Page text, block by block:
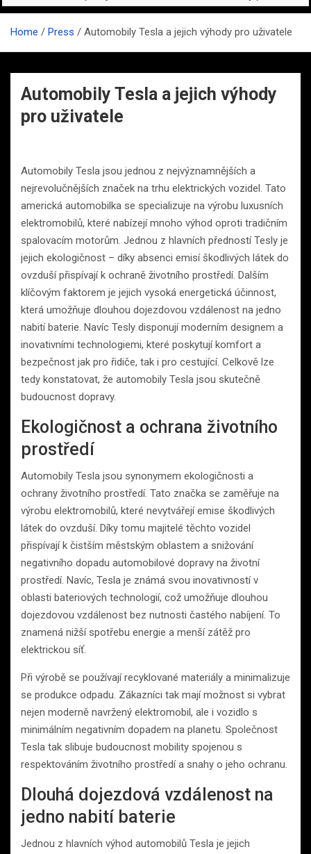
Home Press Automobily Tesla a jejich výhody pro uživatele
Automobily Tesla a jejich výhody
pro uživatele
Automobily Tesla jsou jednou z nejvýznamnějších a
nejrevolučnějších značek na trhu elektrických vozidel. Tato
americká automobilka se specializuje na výrobu luxusních
elektromobilů, které nabízejí mnoho výhod oproti tradičním
spalovacím motorům. Jednou z hlavních předností Tesly je
jejich ekologičnost – díky absenci emisí škodlivých látek do
ovzduší přispívají k ochraně životního prostředí. Dalším
klíčovým faktorem je jejich vysoká energetická účinnost,
která umožňuje dlouhou dojezdovou vzdálenost na jedno
nabití baterie. Navíc Tesly disponují moderním designem a
inovativními technologiemi, které poskytují komfort a
bezpečnost jak pro řidiče, tak i pro cestující. Celkově lze
tedy konstatovat, že automobily Tesla jsou skutečně
budoucnost dopravy.
Ekologičnost a ochrana životního
prostředí
Automobily Tesla jsou synonymem ekologičnosti a
ochrany životního prostředí. Tato značka se zaměřuje na
výrobu elektromobilů, které nevytvářejí emise škodlivých
látek do ovzduší. Díky tomu majitelé těchto vozidel
přispívají k čistším městským oblastem a snižování
negativního dopadu automobilové dopravy na životní
prostředí. Navíc, Tesla je známá svou inovativností v
oblasti bateriových technologií, což umožňuje dlouhou
dojezdovou vzdálenost bez nutnosti častého nabíjení. To
znamená nižší spotřebu energie a menší zátěž pro
elektrickou síť.
Při výrobě se používají recyklované materiály a minimalizuje
se produkce odpadu. Zákazníci tak mají možnost si vybrat
nejen moderně navržený elektromobil, ale i vozidlo s
minimálním negativním dopadem na planetu. Společnost
Tesla tak slibuje budoucnost mobility spojenou s
respektováním životního prostředí a snahy o jeho ochranu.
Dlouhá dojezdová vzdálenost na
jedno nabití baterie
Jednou z hlavních výhod automobilů Tesla je jejich